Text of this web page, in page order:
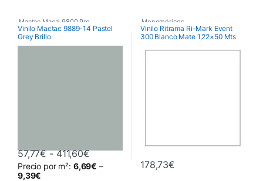
Mactac Macal 9800 Pro
Poliméricos
Vinilo Mactac 9889-14 Pastel
Grey Brillo
57,77€ - 411,60€Rango de precios: desde 57,77€ hasta
Precio por m²: 6,69€ –
9,39€
Este producto tiene múltiples variantes. Las opciones se
Monoméricos
RITRAMA Ri-Mark M300 Event
Vinilo Ritrama Ri-Mark Event
300 Blanco Mate 1,22×50 Mts
178,73€